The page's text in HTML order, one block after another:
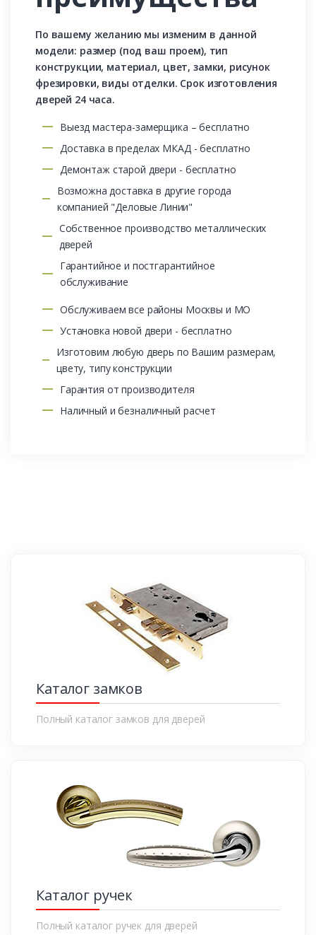
По вашему желанию мы изменим в данной
модели: размер (под ваш проем), тип
конструкции, материал, цвет, замки, рисунок
фрезировки, виды отделки. Срок изготовления
дверей 24 часа.
Выезд мастера-замерщика – бесплатно
Доставка в пределах МКАД - бесплатно
Демонтаж старой двери - бесплатно
Возможна доставка в другие города
компанией "Деловые Линии"
Собственное производство металлических
дверей
Гарантийное и постгарантийное
обслуживание
Обслуживаем все районы Москвы и МО
Установка новой двери - бесплатно
Изготовим любую дверь по Вашим размерам,
цвету, типу конструкции
Гарантия от производителя
Наличный и безналичный расчет
Каталог замков
Полный каталог замков для дверей
Каталог ручек
Полный каталог ручек для дверей